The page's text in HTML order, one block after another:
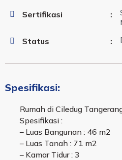
Sertifikasi
:
Status
:
Spesifikasi:
Rumah di Ciledug
Spesifikasi :
– Luas Bangunan : 46 m2
– Luas Tanah : 71 m2
– Kamar Tidur : 3